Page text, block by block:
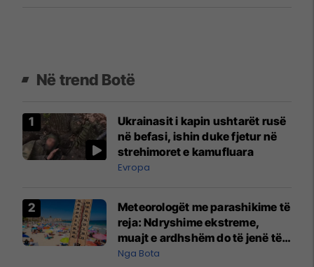
Në trend Botë
Ukrainasit i kapin ushtarët rusë
në befasi, ishin duke fjetur në
strehimoret e kamufluara
Evropa
Meteorologët me parashikime të
reja: Ndryshime ekstreme,
muajt e ardhshëm do të jenë të
pazakontë
Nga Bota